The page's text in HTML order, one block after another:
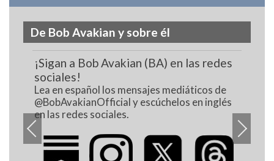
De Bob Avakian y sobre él
¡Sigan a Bob Avakian (BA) en las redes
sociales!
Lea en español los mensajes mediáticos de
@BobAvakianOfficial y escúchelos en inglés
en las redes sociales.